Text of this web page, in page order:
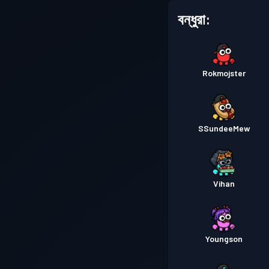
বন্ধুরা:
Rokmojster
SSundeeMew
Vihan
Youngson